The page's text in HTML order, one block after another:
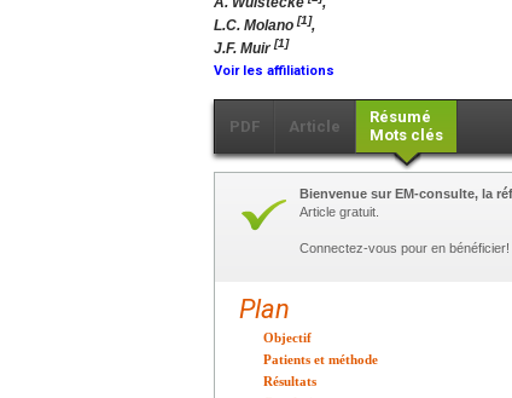
L.C. Molano [1],
J.F. Muir[1]
Voir les affiliations
PDF Article
Résumé
Mots clés
Bienvenue sur EM-consulte, la
Article gratuit.
Connectez-vous pour en bénéficier!
Plan
Objectif
Patients et méthode
Résultats